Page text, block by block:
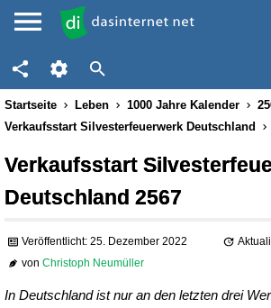
Startseite Leben 1000 Jahre Kalender
Verkaufsstart Silvesterfeuerwerk Deutschland
Verkaufsstart
Deutschland 2567
Veröffentlicht: 25. Dezember 2022
vonChristoph Neumüller
In Deutschland ist nur an den letzten drei